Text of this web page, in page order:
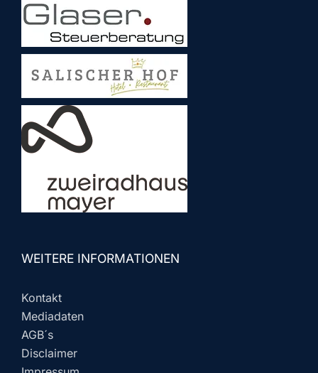
WEITERE INFORMATIONEN
Kontakt
Mediadaten
AGB´s
Disclaimer